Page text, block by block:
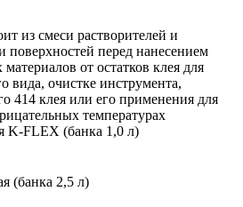
из смеси растворителей и
поверхностей перед нанесением
от остатков клея для
вида, очистке инструмента,
414 клея или его применения для
температурах
K-FLEX (банка 1,0 л)